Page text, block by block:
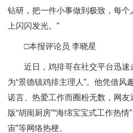
钻研，把一件小事做到极致，每个
上闪闪发光。”
□本报评论员 李晓星
近日，鸡排哥在社交平台迅速
为“景德镇鸡排主理人”。他凭借风
诺言、热爱工作而圈粉无数，网友
版“胡闹厨房”“海绵宝宝式工作热情
宙”等网络热梗。